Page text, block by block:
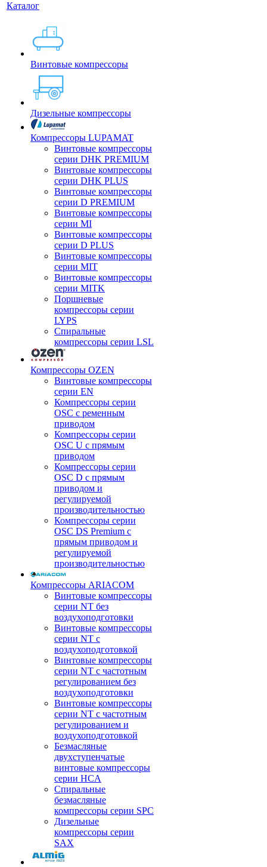
Каталог
Винтовые компрессоры
Дизельные компрессоры
Компрессоры LUPAMAT
Винтовые компрессоры
серии DHK PREMIUM
Винтовые компрессоры
серии DHK PLUS
Винтовые компрессоры
серии D PREMIUM
Винтовые компрессоры
серии MI
Винтовые компрессоры
серии D PLUS
Винтовые компрессоры
серии MIT
Винтовые компрессоры
серии MITK
Поршневые
компрессоры серии
LYPS
Спиральные
компрессоры серии LSL
Компрессоры OZEN
Винтовые компрессоры
серии EN
Компрессоры серии
OSC с ременным
приводом
Компрессоры серии
OSC U с прямым
приводом
Компрессоры серии
OSC D с прямым
приводом и
регулируемой
производительностью
Компрессоры серии
OSC DS Premium с
прямым приводом и
регулируемой
производительностью
Компрессоры ARIACOM
Винтовые компрессоры
серии NT без
воздухоподготовки
Винтовые компрессоры
серии NT c
воздухоподготовкой
Винтовые компрессоры
серии NT с частотным
регулированием без
воздухоподготовки
Винтовые компрессоры
серии NT с частотным
регулированием и
воздухоподготовкой
Безмасляные
двухступенчатые
винтовые компрессоры
серии HCA
Спиральные
безмасляные
компрессоры серии SPC
Дизельные
компрессоры серии
SAX